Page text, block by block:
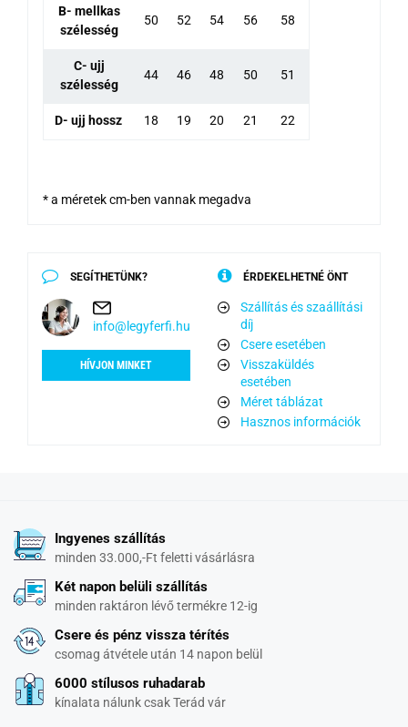
B- mellkas
szélesség
50 52 54 56 58
C- ujj
szélesség
44 46 48 50 51
D- ujj hossz 18 19 20 21 22
* a méretek cm-ben vannak megadva
SEGÍTHETÜNK?
info@legyferfi.hu
HÍVJON MINKET
ÉRDEKELHETNÉ ÖNT
Szállítás és szaállítási
díj
Csere esetében
Visszaküldés
esetében
Méret táblázat
Hasznos információk
Ingyenes szállítás
minden 33.000,-Ft feletti vásárlásra
Két napon belüli szállítás
minden raktáron lévő termékre 12-ig
Csere és pénz vissza térítés
csomag átvétele után 14 napon belül
6000 stílusos ruhadarab
kínalata nálunk csak Terád vár